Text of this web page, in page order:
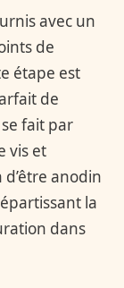
avec un
de
étape est
de
fait par
vis et
anodin
la
dans